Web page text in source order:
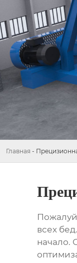
Главная -
всех
начало.